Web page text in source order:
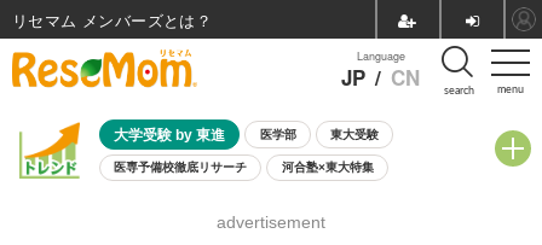
menu
Language
JP / CN search
大学受験 by 東進 医学部 東大受験
医専予備校徹底リサーチ 河合塾×東大特集
8月開催学校説明会・相談会
advertisement
リセマム メンバーズ